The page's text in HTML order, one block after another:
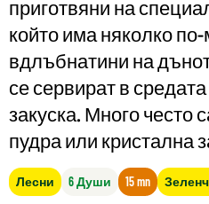
приготвяни на
който има няколко
вдлъбнатини на
се сервират в
закуска. Много често
пудра или кристална
Лесни 6 Души 15 mn